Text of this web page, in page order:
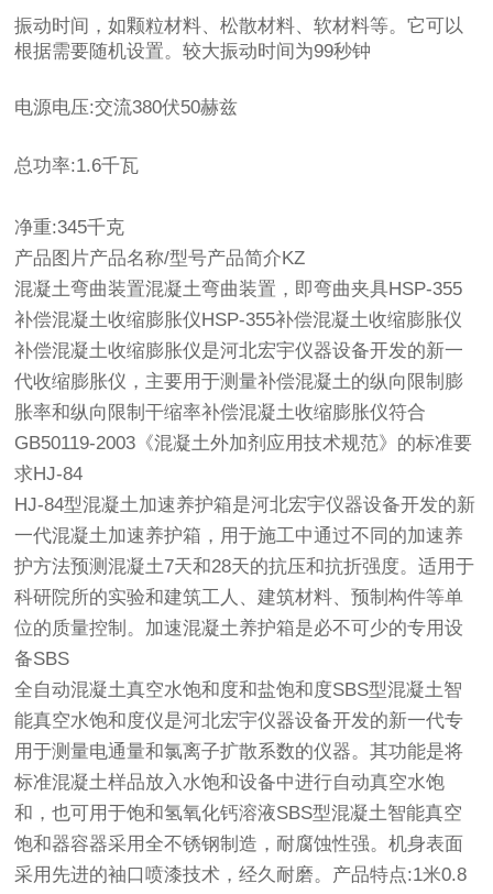
振动时间，如颗粒材料、松散材料、软材料等。它可以
根据需要随机设置。较大振动时间为99秒钟
电源电压:交流380伏50赫兹
总功率:1.6千瓦
净重:345千克
产品图片产品名称/型号产品简介KZ
混凝土弯曲装置混凝土弯曲装置，即弯曲夹具HSP-355
补偿混凝土收缩膨胀仪HSP-355补偿混凝土收缩膨胀仪
补偿混凝土收缩膨胀仪是河北宏宇仪器设备开发的新一
代收缩膨胀仪，主要用于测量补偿混凝土的纵向限制膨
胀率和纵向限制干缩率补偿混凝土收缩膨胀仪符合
GB50119-2003《混凝土外加剂应用技术规范》的标准要
求HJ-84
HJ-84型混凝土加速养护箱是河北宏宇仪器设备开发的新
一代混凝土加速养护箱，用于施工中通过不同的加速养
护方法预测混凝土7天和28天的抗压和抗折强度。适用于
科研院所的实验和建筑工人、建筑材料、预制构件等单
位的质量控制。加速混凝土养护箱是必不可少的专用设
备SBS
全自动混凝土真空水饱和度和盐饱和度SBS型混凝土智
能真空水饱和度仪是河北宏宇仪器设备开发的新一代专
用于测量电通量和氯离子扩散系数的仪器。其功能是将
标准混凝土样品放入水饱和设备中进行自动真空水饱
和，也可用于饱和氢氧化钙溶液SBS型混凝土智能真空
饱和器容器采用全不锈钢制造，耐腐蚀性强。机身表面
采用先进的袖口喷漆技术，经久耐磨。产品特点:1米0.8